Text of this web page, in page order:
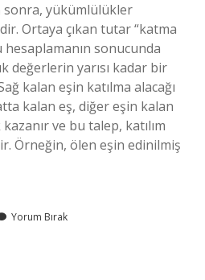
sonra, yükümlülükler
Ortaya çıkan tutar “katma
sonucunda
değerlerin yarısı kadar bir
kalan eşin katılma alacağı
kalan eş, diğer eşin kalan
ve bu talep, katılım
Örneğin, ölen eşin edinilmiş
Yorum Bırak